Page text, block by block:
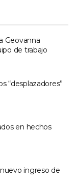
Geovanna
de trabajo
“desplazadores”
en hechos
ingreso de